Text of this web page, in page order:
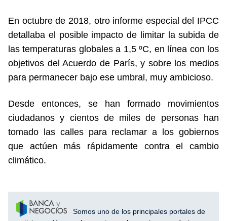
En octubre de 2018, otro informe especial del IPCC
detallaba el posible impacto de limitar la subida de
las temperaturas globales a 1,5 ºC, en línea con los
objetivos del Acuerdo de París, y sobre los medios
para permanecer bajo ese umbral, muy ambicioso.
Desde entonces, se han formado movimientos
ciudadanos y cientos de miles de personas han
tomado las calles para reclamar a los gobiernos
que actúen más rápidamente contra el cambio
climático.
Somos uno de los principales portales de